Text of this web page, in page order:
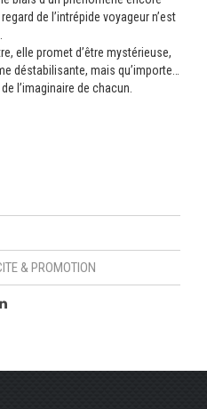
de l’intrépide voyageur n’est
elle promet d’être mystérieuse,
déstabilisante, mais qu’importe…
l’imaginaire de chacun.
& PROMOTION